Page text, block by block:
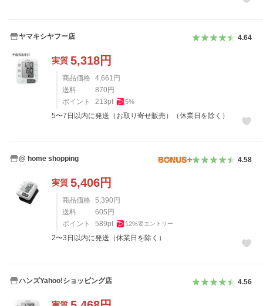
ヤマキシヤフー店 4.64
実質 5,318円
商品価格 4,661 円
送料
870 円
ポイント
213pt 5%
5〜7日以内に発送（お取り寄せ販売）（休業日を除く）
@ home shopping 4.58
実質 5,406円
商品価格 5,390 円
送料
605 円
ポイント
589pt 12%要エントリー
2〜3日以内に発送（休業日を除く）
ハンズYahoo!ショッピング店 4.56